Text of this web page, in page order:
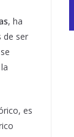
, ha
de ser
es